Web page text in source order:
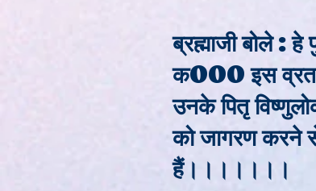
ब्रह्माजी बोले :
क000 इस व्रत
उनके पितृ
को जागरण
हैं।।।।।।।